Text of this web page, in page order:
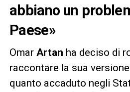
abbiano un
Paese»
Omar Artan ha deciso di
raccontare la sua
quanto accaduto negli